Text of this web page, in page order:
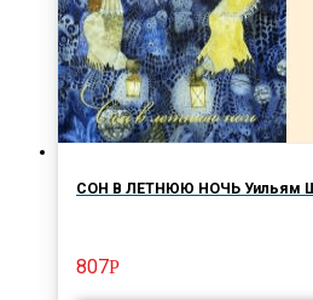
СОН В ЛЕТНЮЮ
807Р